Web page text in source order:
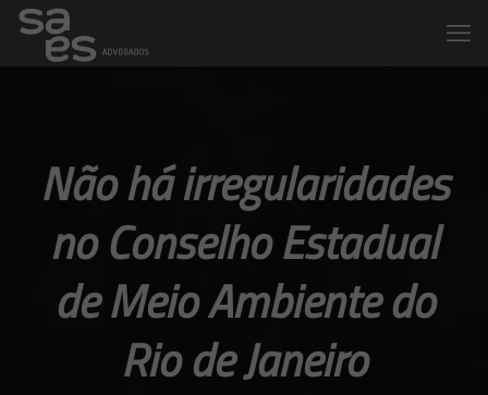
Não há irregularidades
no Conselho Estadual
de Meio Ambiente do
Rio de Janeiro